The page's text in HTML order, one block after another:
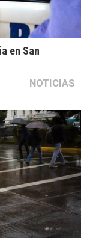
en San
NOTICIAS